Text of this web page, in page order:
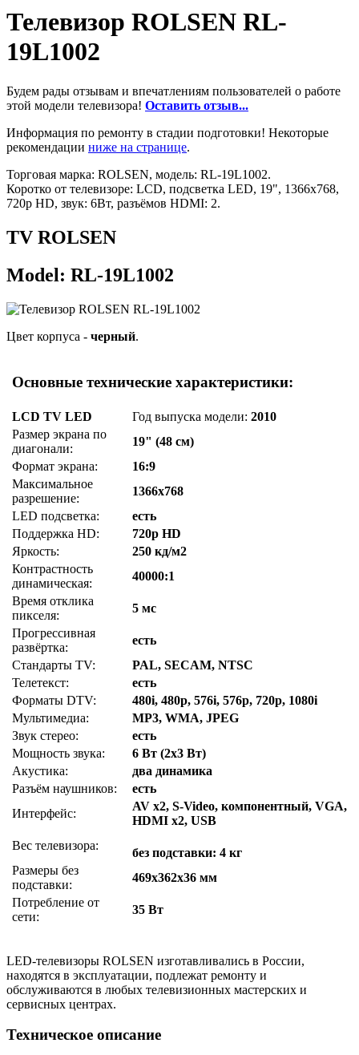
Телевизор ROLSEN RL-
19L1002
Будем рады отзывам и впечатлениям пользователей о работе
этой модели телевизора! Оставить отзыв...
Информация по ремонту в стадии подготовки! Некоторые
рекомендации ниже на странице.
Торговая марка: ROLSEN, модель: RL-19L1002.
Коротко от телевизоре: LCD, подсветка LED, 19", 1366x768,
720p HD, звук: 6Вт, разъёмов HDMI: 2.
TV ROLSEN
Model: RL-19L1002
Цвет корпуса - черный.
Основные технические характеристики:
LCD TV LED Год выпуска модели:2010
Размер экрана по
диагонали:
19" (48 см)
Формат экрана:
16:9
Максимальное
разрешение:
1366x768
LED подсветка:
есть
Поддержка HD:
720p HD
Яркость:
250 кд/м2
Контрастность
динамическая:
40000:1
Время отклика
пикселя:
5 мс
Прогрессивная
развёртка:
есть
Стандарты TV:
PAL, SECAM, NTSC
Телетекст:
есть
Форматы DTV:
480i, 480p, 576i, 576p, 720p, 1080i
Мультимедиа:
MP3, WMA, JPEG
Звук стерео:
есть
Мощность звука:
6 Вт (2х3 Вт)
Акустика:
два динамика
Разъём наушников:
есть
Интерфейс:
AV x2, S-Video, компонентный, VGA,
HDMI x2, USB
Вес телевизора:
без подставки: 4 кг
Размеры без
подставки:
469x362x36 мм
Потребление от
сети:
35 Вт
LED-телевизоры ROLSEN изготавливались в России,
находятся в эксплуатации, подлежат ремонту и
обслуживаются в любых телевизионных мастерских и
сервисных центрах.
Техническое описание